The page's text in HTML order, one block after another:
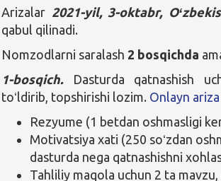
Arizalar 2021-yil, 3-oktabr,
qabul qilinadi.
Nomzodlarni saralash 2 bosqichda
1-bosqich.
Dasturda qatnashish
toʻldirib, topshirishi lozim. Onlayn ariza
Rezyume (1 betdan oshmasligi
Motivatsiya xati (250 soʻzdan
dasturda nega qatnashishni
Tahliliy maqola uchun 2 ta